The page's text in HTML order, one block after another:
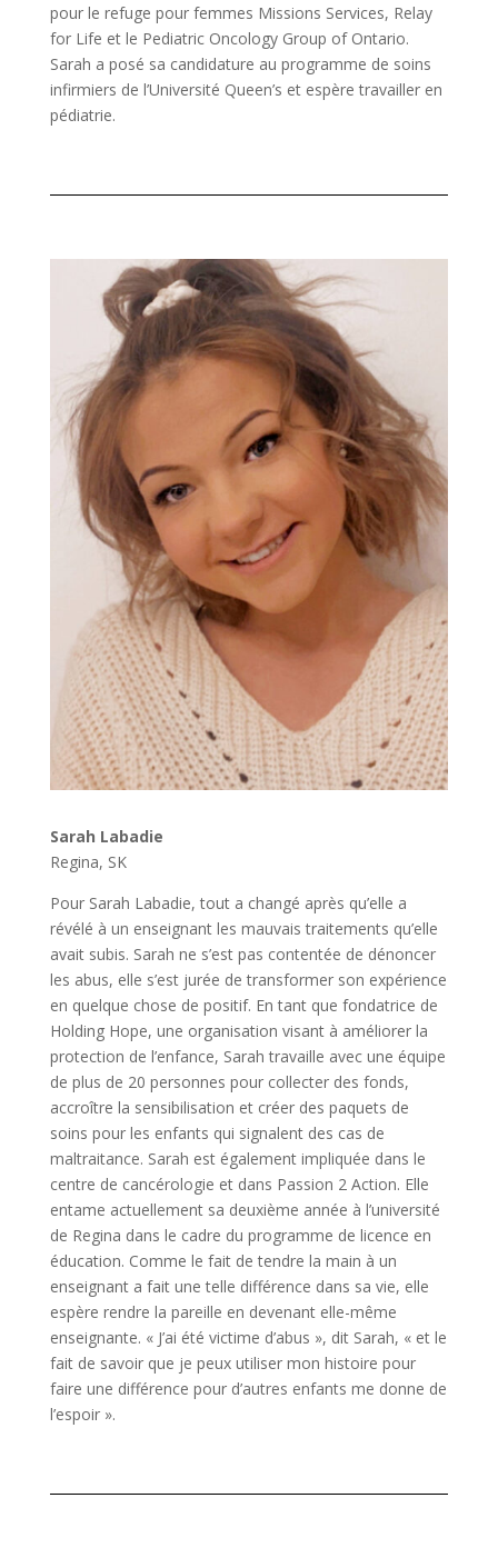
pour le refuge pour femmes Missions Services, Relay
for Life et le Pediatric Oncology Group of Ontario.
Sarah a posé sa candidature au programme de soins
infirmiers de l’Université Queen’s et espère travailler en
pédiatrie.
Sarah Labadie
Regina, SK
Pour Sarah Labadie, tout a changé après qu’elle a
révélé à un enseignant les mauvais traitements qu’elle
avait subis. Sarah ne s’est pas contentée de dénoncer
les abus, elle s’est jurée de transformer son expérience
en quelque chose de positif. En tant que fondatrice de
Holding Hope, une organisation visant à améliorer la
protection de l’enfance, Sarah travaille avec une équipe
de plus de 20 personnes pour collecter des fonds,
accroître la sensibilisation et créer des paquets de
soins pour les enfants qui signalent des cas de
maltraitance. Sarah est également impliquée dans le
centre de cancérologie et dans Passion 2 Action. Elle
entame actuellement sa deuxième année à l’université
de Regina dans le cadre du programme de licence en
éducation. Comme le fait de tendre la main à un
enseignant a fait une telle différence dans sa vie, elle
espère rendre la pareille en devenant elle-même
enseignante. « J’ai été victime d’abus », dit Sarah, « et le
fait de savoir que je peux utiliser mon histoire pour
faire une différence pour d’autres enfants me donne de
l’espoir ».